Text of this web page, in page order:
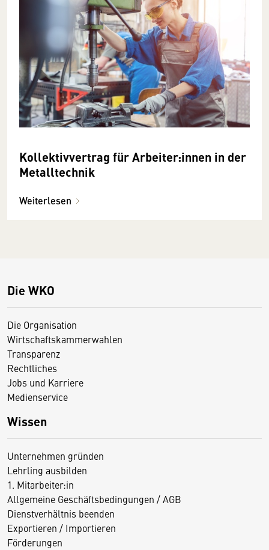
Kollektivvertrag für Arbeiter:innen in der
Metalltechnik
Weiterlesen
Die WKO
Die Organisation
Wirtschaftskammerwahlen
Transparenz
Rechtliches
Jobs und Karriere
Medienservice
Wissen
Unternehmen gründen
Lehrling ausbilden
1. Mitarbeiter:in
Allgemeine Geschäftsbedingungen / AGB
Dienstverhältnis beenden
Exportieren / Importieren
Förderungen